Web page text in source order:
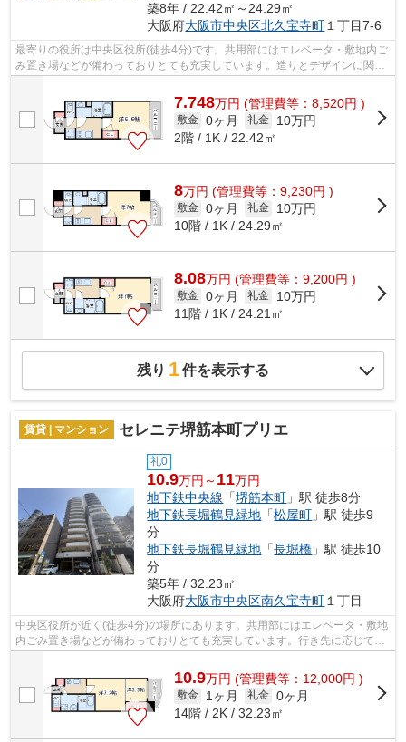
築8年 / 22.42㎡～24.29㎡
大阪府大阪市中央区北久宝寺町１丁目7-6
最寄りの役所は中央区役所(徒歩4分)です。共用部にはエレベータ・敷地内ご
み置き場などが備わっておりとても充実しています。造りとデザインに関し
7.748万円 (管理費等：8,520円 )
敷金 0ヶ月 礼金
10万円
2階 / 1K / 22.42㎡
8万円 (管理費等：9,230円 )
敷金 0ヶ月 礼金
10万円
10階 / 1K / 24.29㎡
8.08万円 (管理費等：9,200円 )
敷金 0ヶ月 礼金
10万円
11階 / 1K / 24.21㎡
残り 1件を表示する
賃貸 | マンション セレニテ堺筋本町プリエ
礼0
10.9万円～ 11万円
地下鉄中央線 「堺筋本町 」駅 徒歩8分
地下鉄長堀鶴見緑地 「松屋町 」駅 徒歩9
分
地下鉄長堀鶴見緑地 「長堀橋 」駅 徒歩10
分
築5年 / 32.23㎡
大阪府大阪市中央区南久宝寺町 １丁目
中央区役所が近く(徒歩4分)の場所にあります。共用部にはエレベータ・敷地
内ごみ置き場などが備わっておりとても充実しています。行き先に応じて駅
10.9万円 (管理費等：12,000円 )
敷金 1ヶ月 礼金 0ヶ月
14階 / 2K / 32.23㎡